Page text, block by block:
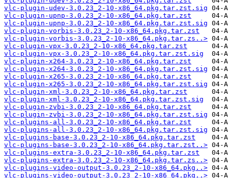
vlc-plugin-udev-3.0.23_2-10-x86_64.pkg.tar.zst.sig
vlc-plugin-upnp-3.0.23_2-10-x86_64.pkg.tar.zst
vlc-plugin-upnp-3.0.23_2-10-x86_64.pkg.tar.zst.sig
vlc-plugin-vorbis-3.0.23_2-10-x86_64.pkg.tar.zst
vlc-plugin-vorbis-3.0.23_2-10-x86_64.pkg.tar.zs..>
vlc-plugin-vpx-3.0.23_2-10-x86_64.pkg.tar.zst
vlc-plugin-vpx-3.0.23_2-10-x86_64.pkg.tar.zst.sig
vlc-plugin-x264-3.0.23_2-10-x86_64.pkg.tar.zst
vlc-plugin-x264-3.0.23_2-10-x86_64.pkg.tar.zst.sig
vlc-plugin-x265-3.0.23_2-10-x86_64.pkg.tar.zst
vlc-plugin-x265-3.0.23_2-10-x86_64.pkg.tar.zst.sig
vlc-plugin-xml-3.0.23_2-10-x86_64.pkg.tar.zst
vlc-plugin-xml-3.0.23_2-10-x86_64.pkg.tar.zst.sig
vlc-plugin-zvbi-3.0.23_2-10-x86_64.pkg.tar.zst
vlc-plugin-zvbi-3.0.23_2-10-x86_64.pkg.tar.zst.sig
vlc-plugins-all-3.0.23_2-10-x86_64.pkg.tar.zst
vlc-plugins-all-3.0.23_2-10-x86_64.pkg.tar.zst.sig
vlc-plugins-base-3.0.23_2-10-x86_64.pkg.tar.zst
vlc-plugins-base-3.0.23_2-10-x86_64.pkg.tar.zst..>
vlc-plugins-extra-3.0.23_2-10-x86_64.pkg.tar.zst
vlc-plugins-extra-3.0.23_2-10-x86_64.pkg.tar.zs..>
vlc-plugins-video-output-3.0.23_2-10-x86_64.pkg..>
vlc-plugins-video-output-3.0.23_2-10-x86_64.pkg..>